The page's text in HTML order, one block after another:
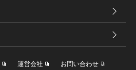
運営会社 お問い合わせ